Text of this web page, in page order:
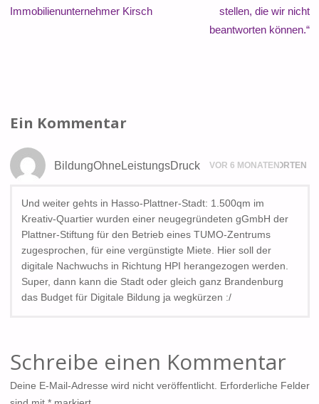
Immobilienunternehmer Kirsch
stellen, die wir nicht
beantworten können.“
Ein Kommentar
BildungOhneLeistungsDruck VOR 6 MONATENANTWORTEN
Und weiter gehts in Hasso-Plattner-Stadt: 1.500qm im
Kreativ-Quartier wurden einer neugegründeten gGmbH der
Plattner-Stiftung für den Betrieb eines TUMO-Zentrums
zugesprochen, für eine vergünstigte Miete. Hier soll der
digitale Nachwuchs in Richtung HPI herangezogen werden.
Super, dann kann die Stadt oder gleich ganz Brandenburg
das Budget für Digitale Bildung ja wegkürzen :/
Schreibe einen Kommentar
Deine E-Mail-Adresse wird nicht veröffentlicht. Erforderliche Felder